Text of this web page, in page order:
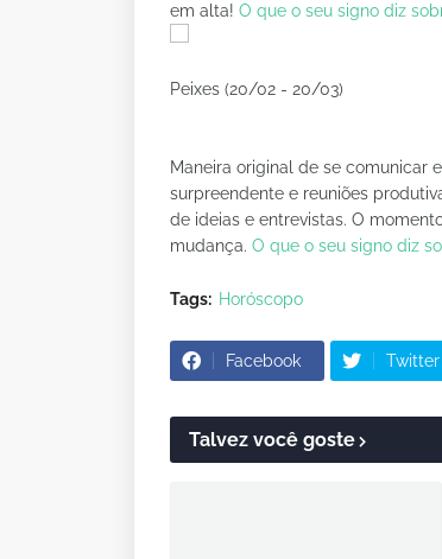
em alta! O que o seu signo diz
Peixes (20/02 - 20/03)
Maneira original de se comunicar
surpreendente e reuniões
de ideias e entrevistas. O
mudança. O que o seu signo diz
Tags: Horóscopo
Facebook Twitter
Talvez você goste